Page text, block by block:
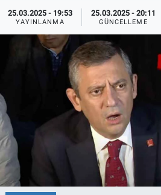
25.03.2025 - 19:53
YAYINLANMA
25.03.2025 - 20:11
GÜNCELLEME
Ekonomi
Forum
Gerçeğin İzinde
Gün Başlıyor
Gün Bitiyor
Gün Ortası